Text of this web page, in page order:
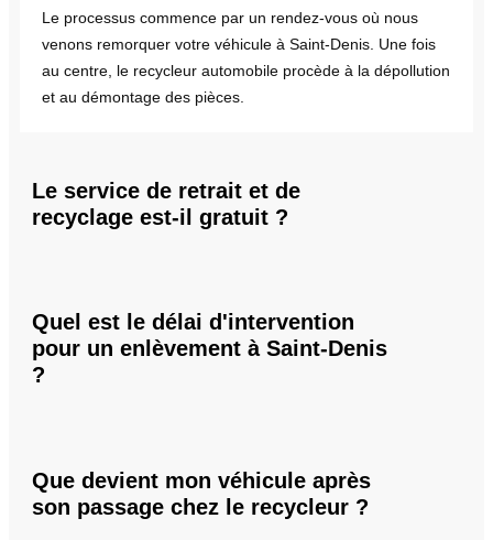
Le processus commence par un rendez-vous où nous
venons remorquer votre véhicule à Saint-Denis. Une fois
au centre, le recycleur automobile procède à la dépollution
et au démontage des pièces.
Le service de retrait et de
recyclage est-il gratuit ?
Quel est le délai d'intervention
pour un enlèvement à Saint-Denis
?
Que devient mon véhicule après
son passage chez le recycleur ?